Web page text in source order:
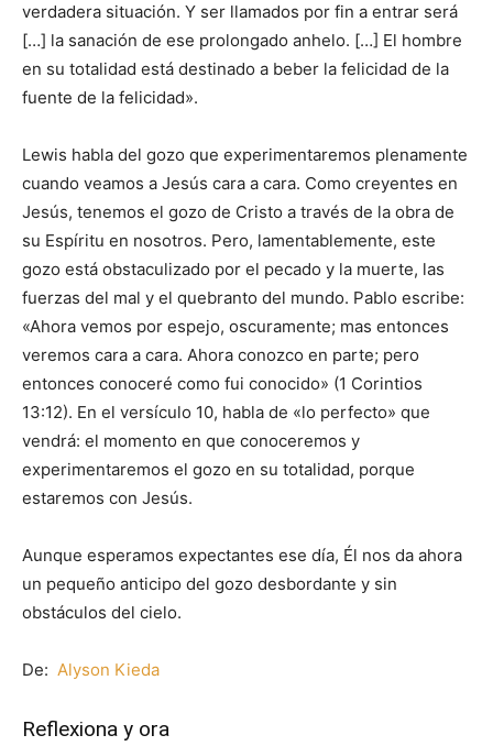
verdadera situación. Y ser llamados por fin a entrar será
[…] la sanación de ese prolongado anhelo. […] El hombre
en su totalidad está destinado a beber la felicidad de la
fuente de la felicidad».
Lewis habla del gozo que experimentaremos plenamente
cuando veamos a Jesús cara a cara. Como creyentes en
Jesús, tenemos el gozo de Cristo a través de la obra de
su Espíritu en nosotros. Pero, lamentablemente, este
gozo está obstaculizado por el pecado y la muerte, las
fuerzas del mal y el quebranto del mundo. Pablo escribe:
«Ahora vemos por espejo, oscuramente; mas entonces
veremos cara a cara. Ahora conozco en parte; pero
entonces conoceré como fui conocido» (1 Corintios
13:12). En el versículo 10, habla de «lo perfecto» que
vendrá: el momento en que conoceremos y
experimentaremos el gozo en su totalidad, porque
estaremos con Jesús.
Aunque esperamos expectantes ese día, Él nos da ahora
un pequeño anticipo del gozo desbordante y sin
obstáculos del cielo.
De: Alyson Kieda
Reflexiona y ora